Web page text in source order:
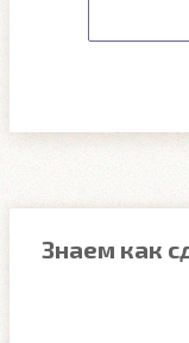
Знаем как